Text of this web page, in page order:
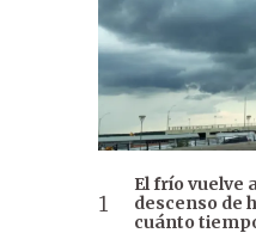
El frío vuelve
descenso de
cuánto